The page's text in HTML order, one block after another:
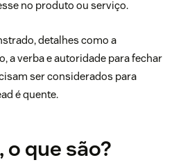
no produto ou serviço.
detalhes como a
a verba e autoridade para fechar
ser considerados para
é quente.
o que são?